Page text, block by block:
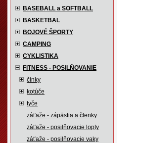
BASEBALL a SOFTBALL
BASKETBAL
BOJOVÉ ŠPORTY
CAMPING
CYKLISTIKA
FITNESS - POSILŇOVANIE
činky
kotúče
tyče
záťaže - zápästia a členky
záťaže - posilňovacie lopty
záťaže - posilňovacie vaky